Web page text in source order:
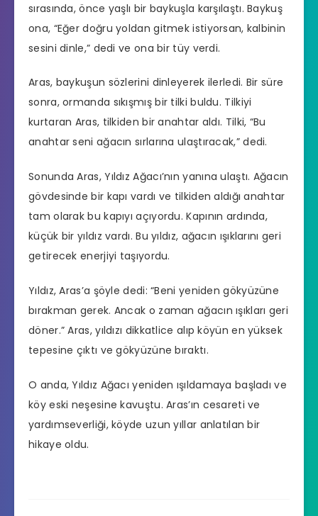
sırasında, önce yaşlı bir baykuşla karşılaştı. Baykuş
ona, “Eğer doğru yoldan gitmek istiyorsan, kalbinin
sesini dinle,” dedi ve ona bir tüy verdi.
Aras, baykuşun sözlerini dinleyerek ilerledi. Bir süre
sonra, ormanda sıkışmış bir tilki buldu. Tilkiyi
kurtaran Aras, tilkiden bir anahtar aldı. Tilki, “Bu
anahtar seni ağacın sırlarına ulaştıracak,” dedi.
Sonunda Aras, Yıldız Ağacı’nın yanına ulaştı. Ağacın
gövdesinde bir kapı vardı ve tilkiden aldığı anahtar
tam olarak bu kapıyı açıyordu. Kapının ardında,
küçük bir yıldız vardı. Bu yıldız, ağacın ışıklarını geri
getirecek enerjiyi taşıyordu.
Yıldız, Aras’a şöyle dedi: “Beni yeniden gökyüzüne
bırakman gerek. Ancak o zaman ağacın ışıkları geri
döner.” Aras, yıldızı dikkatlice alıp köyün en yüksek
tepesine çıktı ve gökyüzüne bıraktı.
O anda, Yıldız Ağacı yeniden ışıldamaya başladı ve
köy eski neşesine kavuştu. Aras’ın cesareti ve
yardımseverliği, köyde uzun yıllar anlatılan bir
hikaye oldu.